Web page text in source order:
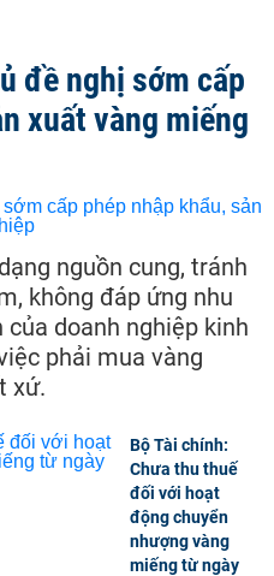
đề nghị sớm cấp
xuất vàng miếng
nguồn cung, tránh
không đáp ứng nhu
doanh nghiệp kinh
phải mua vàng
xứ.
Bộ Tài chính:
Chưa thu thuế
đối với hoạt
động chuyển
nhượng vàng
miếng từ ngày